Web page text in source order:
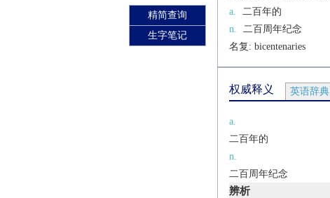
精简查询
生字笔记
a.
二百年的
n.
二百周年纪念
名复: bicentenaries
权威释义 英语辞典
a.
二百年的
n.
二百周年纪念
辨析